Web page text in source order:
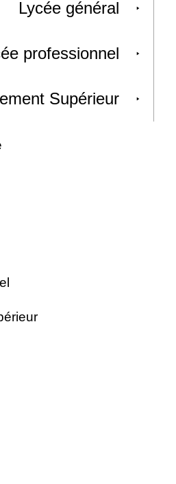
Lycée général
professionnel
Supérieur